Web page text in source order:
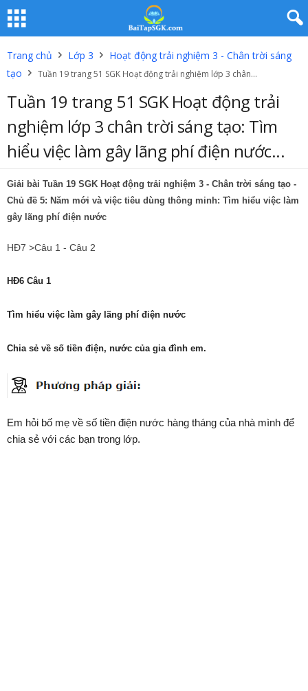
Trang chủ Lớp 3
Hoạt động trải nghiệm 3 - Chân trời sáng
tạo
Tuần 19 trang 51 SGK Hoạt động trải nghiệm lớp 3 chân...
Tuần 19 trang 51 SGK Hoạt động trải
nghiệm lớp 3 chân trời sáng tạo: Tìm
hiểu việc làm gây lãng phí điện nước...
Giải bài Tuần 19 SGK Hoạt động trải nghiệm 3 - Chân trời sáng tạo -
Chủ đề 5: Năm mới và việc tiêu dùng thông minh: Tìm hiểu việc làm
gây lãng phí điện nước
HĐ7 >Câu 1 - Câu 2
HĐ6 Câu 1
Tìm hiểu việc làm gây lãng phí điện nước
Chia sẻ về số tiền điện, nước của gia đình em.
Em hỏi bố mẹ về số tiền điện nước hàng tháng của nhà mình để
chia sẻ với các bạn trong lớp.